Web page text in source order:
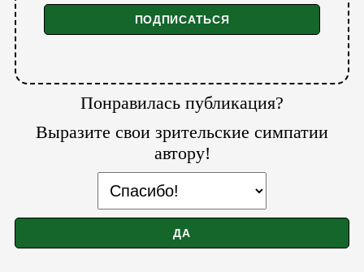
Понравилась публикация?
Выразите свои зрительские симпатии
автору!